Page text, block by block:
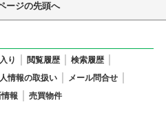
ージの先頭へ
り 閲覧履歴
検索履歴
情報の取扱い
メール問合せ
報 売買物件